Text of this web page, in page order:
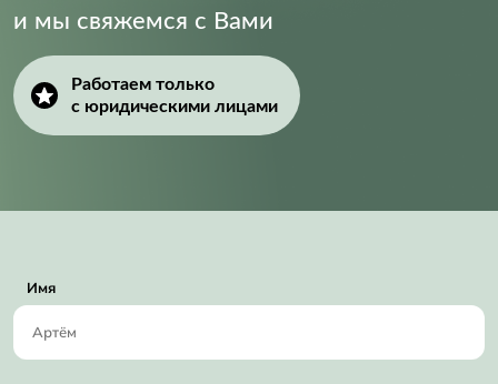
и мы свяжемся с Вами
Работаем только
с юридическими лицами
Имя